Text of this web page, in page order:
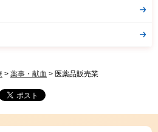
> 薬事・献血 > 医薬品販売業